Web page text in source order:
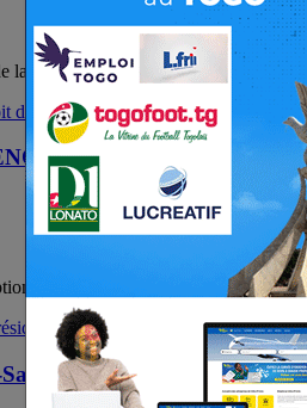
Défense et des Anciens Combattants
à l’endroit du personnel
le mardi 05 Avril 2020, un
au Président Faure